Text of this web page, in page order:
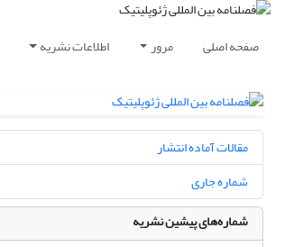
صفحه اصلی مرور اطلاعات نشریه
مقالات آماده انتشار
شماره جاری
شماره‌های پیشین نشریه